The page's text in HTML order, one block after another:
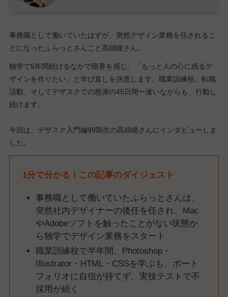
事務職として働いていたはずが、突然デザイン業務を任されるこ
とになったふらっとさんこと高頭瞳さん。
独学で5年間続けるなかで限界を感じ、「もっと人の心に残るデ
ザインを作りたい」と学び直しを決意します。職業訓練校、転職
活動、そしてデザスクでの怒涛の45日間ー迷いながらも、行動し
続けます。
今回は、デザスク入門編99期生の高頭瞳さんにインタビューしま
した。
1分で分かる！この記事のダイジェスト
事務職として働いていたふらっとさんは、
突然社内デザイナーの後任を任され、Mac
やAdobeソフトを触ったことがない状態か
ら独学でデザイン業務をスタート
職業訓練校で半年間、Photoshop・
Illustrator・HTML・CSSを学ぶも、ポート
フォリオに自信が持てず、実技テストで不
採用が続く